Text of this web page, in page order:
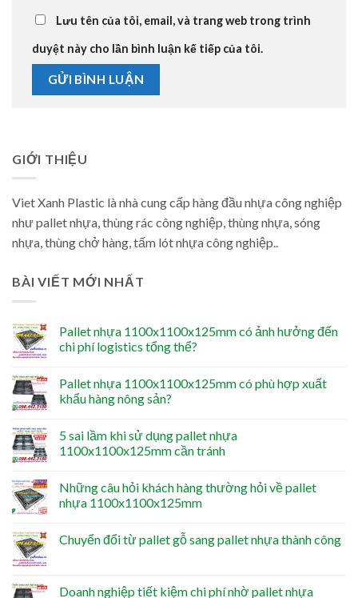
Lưu tên của tôi, email, và trang web trong trình
duyệt này cho lần bình luận kế tiếp của tôi.
GIỚI THIỆU
Viet Xanh Plastic là nhà cung cấp hàng đầu nhựa công nghiệp
như pallet nhựa, thùng rác công nghiệp, thùng nhựa, sóng
nhựa, thùng chở hàng, tấm lót nhựa công nghiệp..
BÀI VIẾT MỚI NHẤT
Pallet nhựa 1100x1100x125mm có ảnh hưởng đến
chi phí logistics tổng thể?
Pallet nhựa 1100x1100x125mm có phù hợp xuất
khẩu hàng nông sản?
5 sai lầm khi sử dụng pallet nhựa
1100x1100x125mm cần tránh
Những câu hỏi khách hàng thường hỏi về pallet
nhựa 1100x1100x125mm
Chuyển đổi từ pallet gỗ sang pallet nhựa thành công
Doanh nghiệp tiết kiệm chi phí nhờ pallet nhựa